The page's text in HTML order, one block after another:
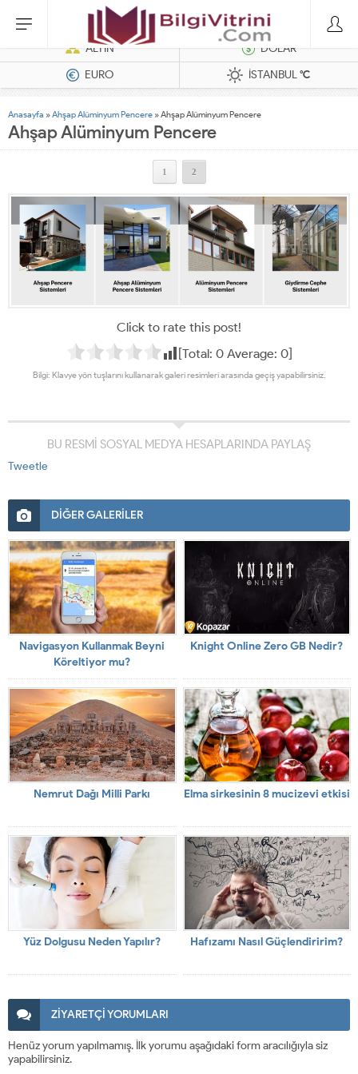
Hatasız Operasyonlar İçin Barkod Yazıcı ve Otomasyon Sistemleri
ALTIN
DOLAR
EURO
İSTANBUL°C
Anasayfa »Ahşap Alüminyum Pencere »Ahşap Alüminyum Pencere
Ahşap Alüminyum Pencere
1 2
Click to rate this post!
[Total: 0Average: 0]
Bilgi: Klavye yön tuşlarını kullanarak galeri resimleri arasında geçiş yapabilirsiniz.
BU RESMİ SOSYAL MEDYA HESAPLARINDA PAYLAŞ
Tweetle
DİĞER GALERİLER
Navigasyon Kullanmak Beyni
Köreltiyor mu?
Knight Online Zero GB Nedir?
Nemrut Dağı Milli Parkı Elma sirkesinin 8 mucizevi etkisi
Yüz Dolgusu Neden Yapılır? Hafızamı Nasıl Güçlendiririm?
ZİYARETÇİ YORUMLARI
Henüz yorum yapılmamış. İlk yorumu aşağıdaki form aracılığıyla siz
yapabilirsiniz.